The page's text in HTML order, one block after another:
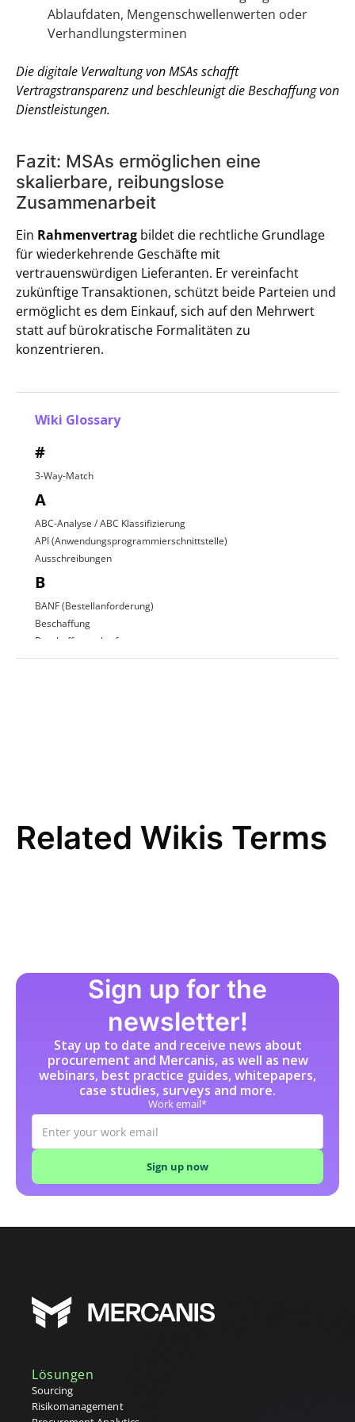
Ablaufdaten, Mengenschwellenwerten oder
Verhandlungsterminen
Die digitale Verwaltung von MSAs schafft
Vertragstransparenz und beschleunigt die Beschaffung von
Dienstleistungen.
Fazit: MSAs ermöglichen eine
skalierbare, reibungslose
Zusammenarbeit
Ein Rahmenvertrag bildet die rechtliche Grundlage
für wiederkehrende Geschäfte mit
vertrauenswürdigen Lieferanten. Er vereinfacht
zukünftige Transaktionen, schützt beide Parteien und
ermöglicht es dem Einkauf, sich auf den Mehrwert
statt auf bürokratische Formalitäten zu
konzentrieren.
Wiki Glossary
#
3-Way-Match
A
ABC-Analyse / ABC Klassifizierung
API (Anwendungsprogrammierschnittstelle)
Ausschreibungen
B
BANF (Bestellanforderung)
Beschaffung
Beschaffungsplattform
Beschaffungsprozess
ERP-System
H
Indirekte Beschaffung
J
L
Leistungsbeschreibung (SoW)
N
P
Preisliste
Related Wikis Terms
Sign up for the
newsletter!
Stay up to date and receive news about
procurement and Mercanis, as well as new
webinars, best practice guides, whitepapers,
case studies, surveys and more.
Work email*
Lösungen
Sourcing
Risikomanagement